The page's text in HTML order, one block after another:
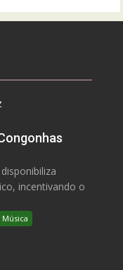
incentivando o
Música